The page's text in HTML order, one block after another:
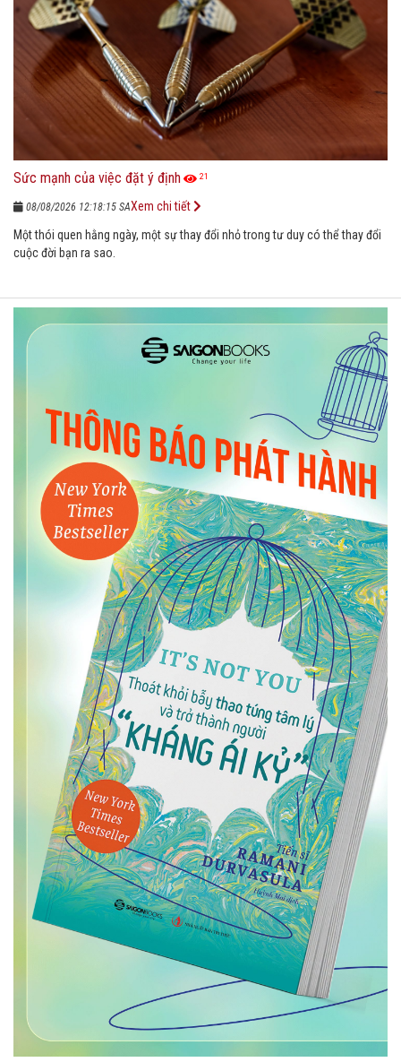
Sức mạnh của việc đặt ý định 21
08/08/2026 12:18:15 SA
Một thói quen hằng ngày, một sự thay đổi nhỏ trong tư duy có thể thay đổi
cuộc đời bạn ra sao.
Xem chi tiết